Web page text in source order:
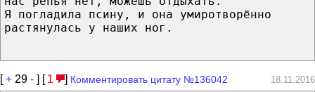
Я погладила псину, и она умиротворённо
растянулась у наших ног.
[+ 29 - ] [ 1 ] Комментировать цитату №136042 18.11.2016